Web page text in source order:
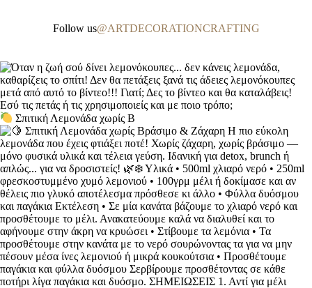
Follow us@ARTDECORATIONCRAFTING
Σπιτική Λεμονάδα χωρίς Β